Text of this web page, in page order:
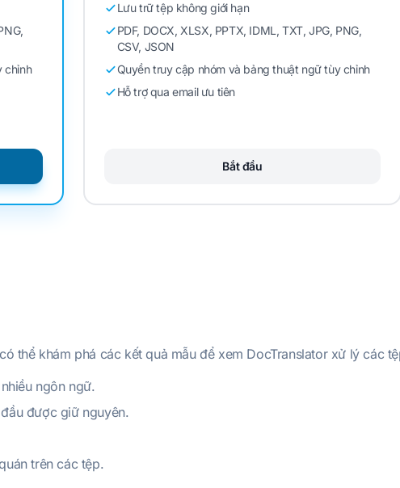
chỉnh
Lưu trữ tệp không giới hạn
PDF, DOCX, XLSX, PPTX, IDML, TXT, JPG, PNG,
CSV, JSON
Quyền truy cập nhóm và bảng thuật ngữ tùy chỉnh
Hỗ trợ qua email ưu tiên
Bắt đầu
thể khám phá các kết quả mẫu để xem DocTranslator xử lý các
ngôn ngữ.
được giữ nguyên.
trên các tệp.